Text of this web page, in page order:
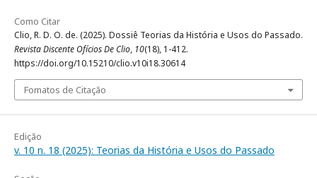
Como Citar
Clio, R. D. O. de. (2025). Dossiê Teorias da História e Usos do Passado.
Revista Discente Ofícios De Clio, 10(18), 1-412.
https://doi.org/10.15210/clio.v10i18.30614
Fomatos de Citação
Edição
v. 10 n. 18 (2025): Teorias da História e Usos do Passado